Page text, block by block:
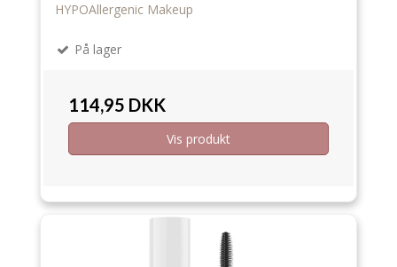
HYPOAllergenic Makeup
På lager
114,95 DKK
Vis produkt